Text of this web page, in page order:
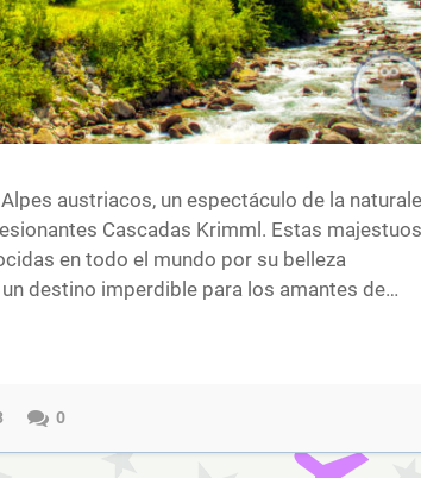
austriacos, un espectáculo de la
Cascadas Krimml. Estas
en todo el mundo por su belleza
destino imperdible para los amantes de…
0